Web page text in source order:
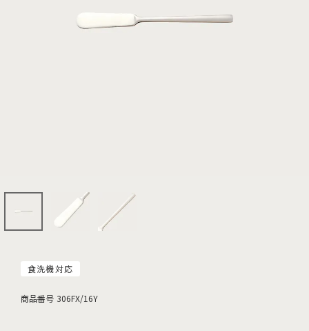
食洗機対応
商品番号 306FX/16Y